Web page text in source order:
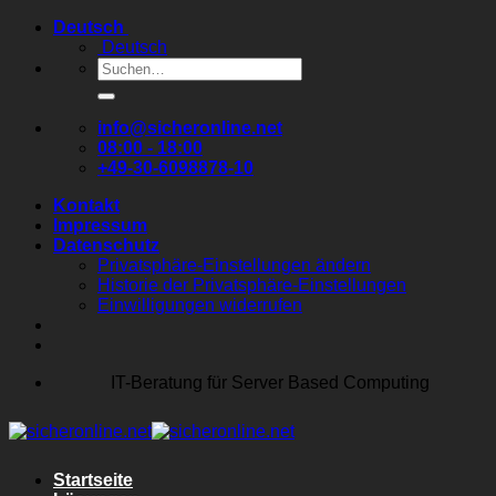
Zum
springen
Deutsch
Deutsch
Suchen
nach:
info@sicheronline.net
08:00 - 18:00
+49-30-6098878-10
Kontakt
Impressum
Datenschutz
Privatsphäre-Einstellungen ändern
Historie der Privatsphäre-Einstellungen
Einwilligungen widerrufen
IT-Beratung für Server Based Computing
Startseite